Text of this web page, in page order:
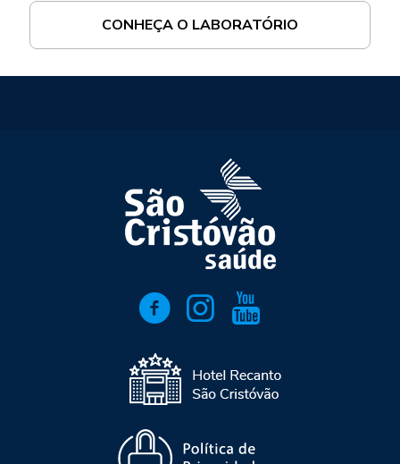
CONHEÇA O LABORATÓRIO